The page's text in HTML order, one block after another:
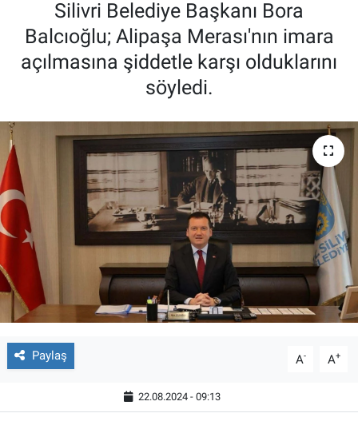
Silivri Belediye Başkanı Bora
Balcıoğlu; Alipaşa Merası'nın imara
açılmasına şiddetle karşı olduklarını
söyledi.
Paylaş A- A+
22.08.2024 - 09:13